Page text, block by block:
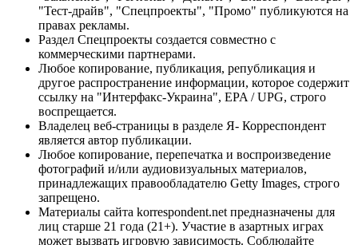
"Тест-драйв", "Спецпроекты", "Промо" публикуются на
правах рекламы.
Раздел Спецпроекты создается совместно с
коммерческими партнерами.
Любое копирование, публикация, републикация и
другое распространение информации, которое содержит
ссылку на "Интерфакс-Украина", EPA / UPG, строго
воспрещается.
Владелец веб-страницы в разделе Я- Корреспондент
является автор публикации.
Любое копирование, перепечатка и воспроизведение
фотографий и/или аудиовизуальных материалов,
принадлежащих правообладателю Getty Images, строго
запрещено.
Материалы сайта korrespondent.net предназначены для
лиц старше 21 года (21+). Участие в азартных играх
может вызвать игровую зависимость. Соблюдайте